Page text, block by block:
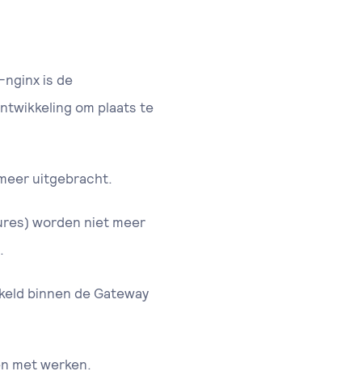
is de
om plaats te
uitgebracht.
worden niet meer
binnen de Gateway
met werken.